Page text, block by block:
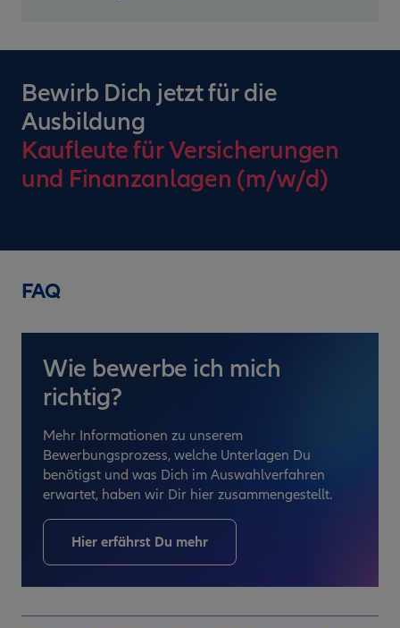
Bewirb Dich jetzt für die
Ausbildung
Kaufleute für Versicherungen
und Finanzanlagen (m/w/d)
FAQ
Wie bewerbe ich mich
richtig?
Mehr Informationen zu unserem
Bewerbungsprozess, welche Unterlagen Du
benötigst und was Dich im Auswahlverfahren
erwartet, haben wir Dir hier zusammengestellt.
Hier erfährst Du mehr